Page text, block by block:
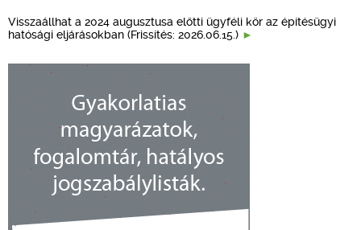
Visszaállhat a 2024 augusztusa előtti ügyféli kör az építésügyi
hatósági eljárásokban (Frissítés: 2026.06.15.)